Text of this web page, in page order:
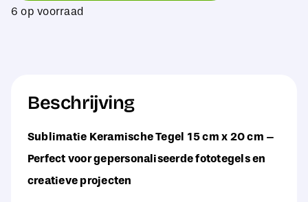
15
cm
6 op voorraad
Beschrijving
Sublimatie Keramische Tegel 15 cm x 20 cm –
Perfect voor gepersonaliseerde fototegels en
creatieve projecten